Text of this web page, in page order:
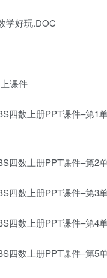
好玩.DOC
课件
数上册PPT课件–第1单
数上册PPT课件–第2单
数上册PPT课件–第3
数上册PPT课件–第4单
数上册PPT课件–第5单